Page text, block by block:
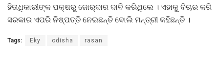
ହିତାଧିକାରୀଙ୍କ ପକ୍ଷରୁ ଜୋର୍‌ଦାର ଦାବି କରିଥିଲେ । ଏହାକୁ ବିଚାର କରି
ସରକାର ଏପରି ନିଷ୍ପତ୍ତି ନେଇଛନ୍ତି ବୋଲି ମନ୍ତ୍ରୀ କହିଛନ୍ତି ।
Tags: Eky odisha rasan